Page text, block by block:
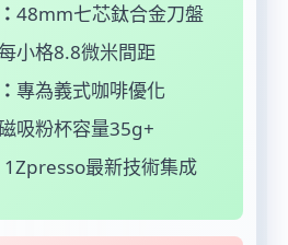
48mm七芯鈦合金刀盤
小格8.8微米間距
專為義式咖啡優化
吸粉杯容量35g+
1Zpresso最新技術集成